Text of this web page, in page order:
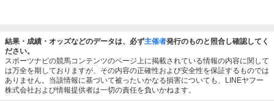
結果・成績・オッズなどのデータは、必ず主催者発行のものと照合し確認してく
ださい。
スポーツナビの競馬コンテンツのページ上に掲載されている情報の内容に関して
は万全を期しておりますが、その内容の正確性および安全性を保証するものでは
ありません。当該情報に基づいて被ったいかなる損害についても、LINEヤフー
株式会社および情報提供者は一切の責任を負いかねます。